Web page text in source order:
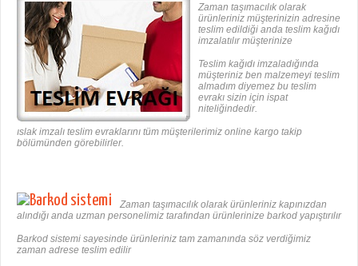
Zaman taşımacılık olarak
ürünleriniz müşterinizin adresine
teslim edildiği anda teslim kağıdı
imzalatılır müşterinize
Teslim kağıdı imzaladığında
müşteriniz ben malzemeyi teslim
almadım diyemez bu teslim
evrakı sizin için ispat
niteliğindedir.
ıslak imzalı teslim evraklarını tüm müşterilerimiz online kargo takip
bölümünden görebilirler.
Zaman taşımacılık olarak ürünleriniz kapınızdan
alındığı anda uzman personelimiz tarafından ürünlerinize barkod yapıştırılır
Barkod sistemi sayesinde ürünleriniz tam zamanında söz verdiğimiz
zaman adrese teslim edilir